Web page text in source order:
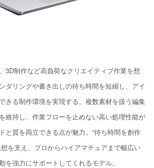
3D制作など高負荷なクリエイティブ作業を想
ダリングや書き出しの待ち時間を短縮し、アイ
きる制作環境を実現する。複数素材を扱う編集
維持し、作業フローを止めない高い処理性能が
と質を両立できる点が魅力。“待ち時間を創作
を支え、プロからハイアマチュアまで幅広い
を強力にサポートしてくれるモデル。